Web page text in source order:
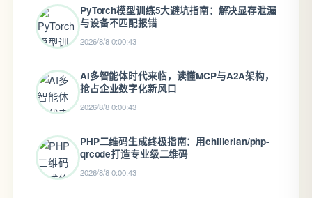
PyTorch模型训练5大避坑指南：解决显存泄漏
与设备不匹配报错
2026/8/8 0:00:43
AI多智能体时代来临，读懂MCP与A2A架构，
抢占企业数字化新风口
2026/8/8 0:00:43
PHP二维码生成终极指南：用chillerlan/php-
qrcode打造专业级二维码
2026/8/8 0:00:43